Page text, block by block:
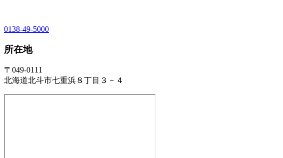
0138-49-5000
所在地
〒049-0111
北海道北斗市七重浜８丁目３－４